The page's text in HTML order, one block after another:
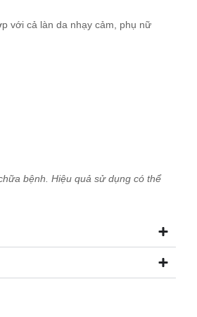
với cả làn da nhạy cảm, phụ nữ
bệnh. Hiệu quả sử dụng có thể